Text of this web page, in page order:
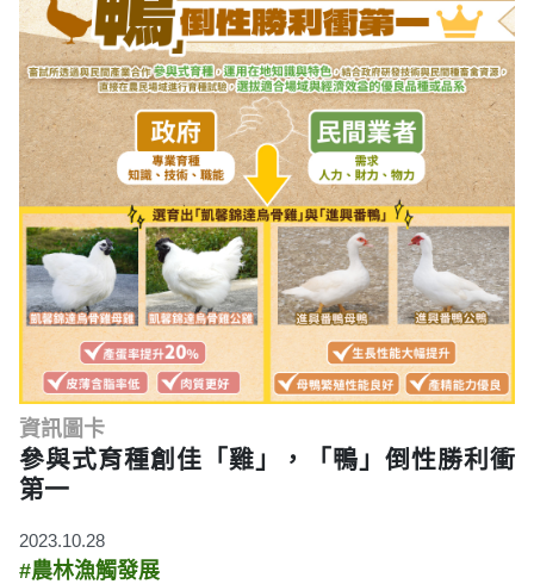
資訊圖卡
參與式育種創佳「雞」，「鴨」倒性勝利衝
第一
2023.10.28
#農林漁觸發展